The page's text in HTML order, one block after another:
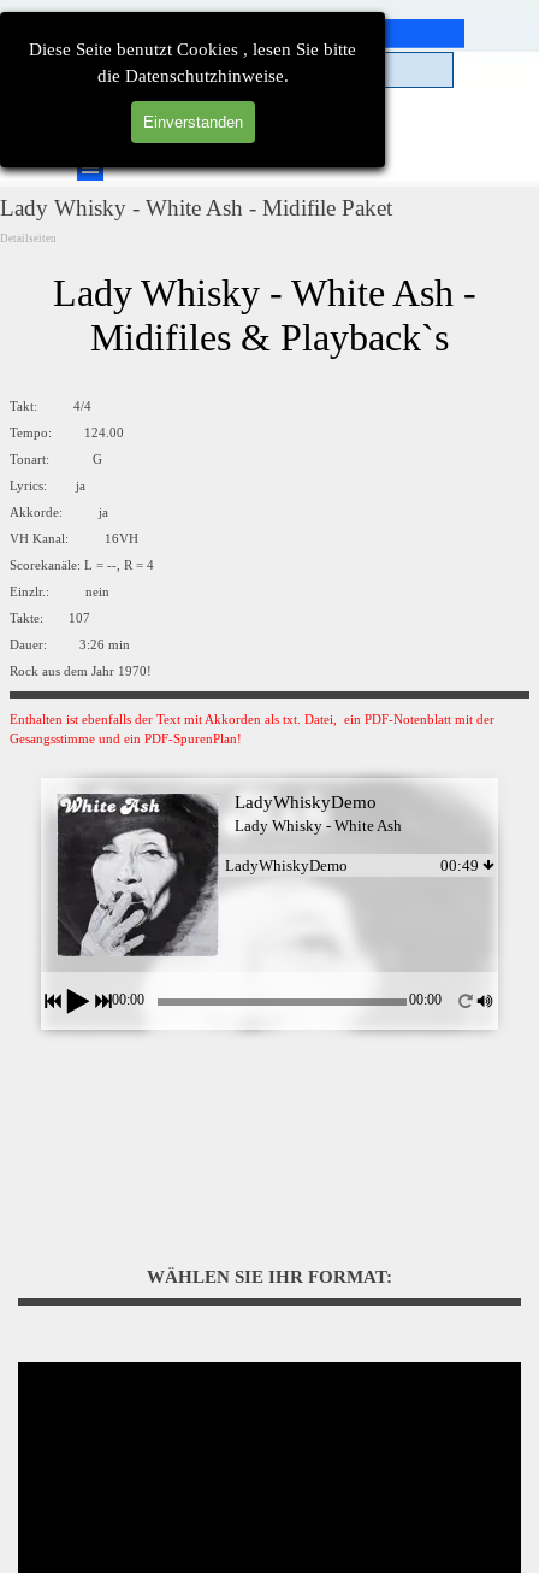
Diese Seite benutzt Cookies , lesen Sie bitte
die Datenschutzhinweise.
Einverstanden
Direkt zum Seiteninhalt
Menü überspringen
Lady Whisky - White Ash - Midifile Paket
Detailseiten
Lady Whisky - White Ash -
Midifiles & Playback`s
Takt: 4/4
Tempo: 124.00
Tonart: G
Lyrics: ja
Akkorde: ja
VH Kanal: 16VH
Scorekanäle: L = --, R = 4
Einzlr.: nein
Takte: 107
Dauer: 3:26 min
Rock aus dem Jahr 1970!
Enthalten ist ebenfalls der Text mit Akkorden als txt. Datei, ein PDF-Notenblatt mit der
Gesangsstimme und ein PDF-SpurenPlan!
LadyWhiskyDemo
Lady Whisky - White Ash
LadyWhiskyDemo 00:49
00:00 00:00
WÄHLEN SIE IHR FORMAT: